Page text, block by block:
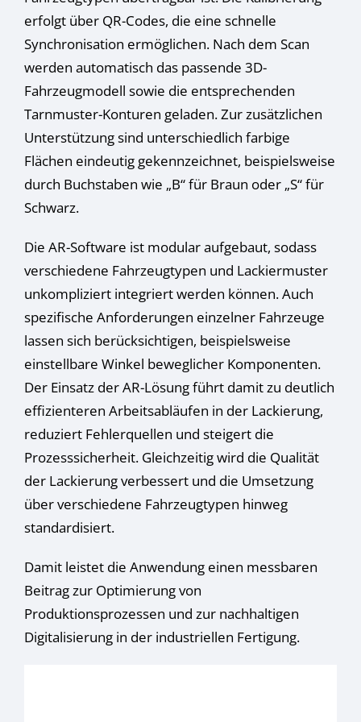
erfolgt über QR-Codes, die eine schnelle
Synchronisation ermöglichen. Nach dem Scan
werden automatisch das passende 3D-
Fahrzeugmodell sowie die entsprechenden
Tarnmuster-Konturen geladen. Zur zusätzlichen
Unterstützung sind unterschiedlich farbige
Flächen eindeutig gekennzeichnet, beispielsweise
durch Buchstaben wie „B“ für Braun oder „S“ für
Schwarz.
Die AR-Software ist modular aufgebaut, sodass
verschiedene Fahrzeugtypen und Lackiermuster
unkompliziert integriert werden können. Auch
spezifische Anforderungen einzelner Fahrzeuge
lassen sich berücksichtigen, beispielsweise
einstellbare Winkel beweglicher Komponenten.
Der Einsatz der AR-Lösung führt damit zu deutlich
effizienteren Arbeitsabläufen in der Lackierung,
reduziert Fehlerquellen und steigert die
Prozesssicherheit. Gleichzeitig wird die Qualität
der Lackierung verbessert und die Umsetzung
über verschiedene Fahrzeugtypen hinweg
standardisiert.
Damit leistet die Anwendung einen messbaren
Beitrag zur Optimierung von
Produktionsprozessen und zur nachhaltigen
Digitalisierung in der industriellen Fertigung.
Datenschutzerklärung.
Hier finden Sie eine Übersicht über alle verwendeten Cookies.
Sie können Ihre Einwilligung zu ganzen Kategorien geben
oder sich weitere Informationen anzeigen lassen und so nur
bestimmte Cookies auswählen.
Alle akzeptieren Speichern
Nur essenzielle Cookies akzeptieren
Essenziell (1)
die einwandfreie Funktion der Website erforderlich.
Cookie-Informationen anzeigen
Statistiken (1)
Statistik Cookies erfassen Informationen anonym. Diese Informationen
helfen uns zu verstehen, wie unsere Besucher unsere Website nutzen.
Cookie-Informationen anzeigen
Datenschutzerklärung Impressum